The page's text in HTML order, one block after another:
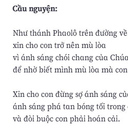
Cầu nguyện:
Như thánh Phaolô trên đường
xin cho con trở nên mù lòa
vì ánh sáng chói chang của
để nhờ biết mình mù lòa mà
Xin cho con đừng sợ ánh sáng
ánh sáng phá tan bóng tối trong
và đòi buộc con phải hoán cải.